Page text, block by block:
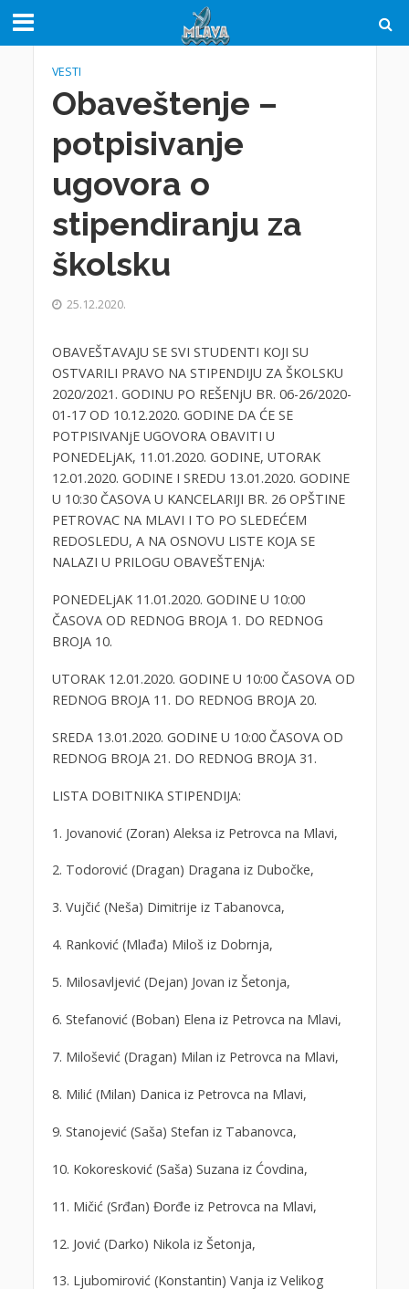
VESTI
Obaveštenje –
potpisivanje
ugovora o
stipendiranju za
školsku
25.12.2020.
OBAVEŠTAVAJU SE SVI STUDENTI KOJI SU
OSTVARILI PRAVO NA STIPENDIJU ZA ŠKOLSKU
2020/2021. GODINU PO REŠENjU BR. 06-26/2020-
01-17 OD 10.12.2020. GODINE DA ĆE SE
POTPISIVANjE UGOVORA OBAVITI U
PONEDELjAK, 11.01.2020. GODINE, UTORAK
12.01.2020. GODINE I SREDU 13.01.2020. GODINE
U 10:30 ČASOVA U KANCELARIJI BR. 26 OPŠTINE
PETROVAC NA MLAVI I TO PO SLEDEĆEM
REDOSLEDU, A NA OSNOVU LISTE KOJA SE
NALAZI U PRILOGU OBAVEŠTENjA:
PONEDELjAK 11.01.2020. GODINE U 10:00
ČASOVA OD REDNOG BROJA 1. DO REDNOG
BROJA 10.
UTORAK 12.01.2020. GODINE U 10:00 ČASOVA OD
REDNOG BROJA 11. DO REDNOG BROJA 20.
SREDA 13.01.2020. GODINE U 10:00 ČASOVA OD
REDNOG BROJA 21. DO REDNOG BROJA 31.
LISTA DOBITNIKA STIPENDIJA:
1. Jovanović (Zoran) Aleksa iz Petrovca na Mlavi,
2. Todorović (Dragan) Dragana iz Dubočke,
3. Vujčić (Neša) Dimitrije iz Tabanovca,
4. Ranković (Mlađa) Miloš iz Dobrnja,
5. Milosavljević (Dejan) Jovan iz Šetonja,
6. Stefanović (Boban) Elena iz Petrovca na Mlavi,
7. Milošević (Dragan) Milan iz Petrovca na Mlavi,
8. Milić (Milan) Danica iz Petrovca na Mlavi,
9. Stanojević (Saša) Stefan iz Tabanovca,
10. Kokoresković (Saša) Suzana iz Ćovdina,
11. Mičić (Srđan) Đorđe iz Petrovca na Mlavi,
12. Jović (Darko) Nikola iz Šetonja,
13. Ljubomirović (Konstantin) Vanja iz Velikog